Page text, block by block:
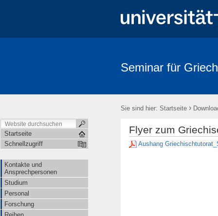
Seminar für
Sie sind hier: Startseite ›
Startseite
Schnellzugriff
Kontakte und
Ansprechpersonen
Studium
Personal
Forschung
Flyer zum
Aushang